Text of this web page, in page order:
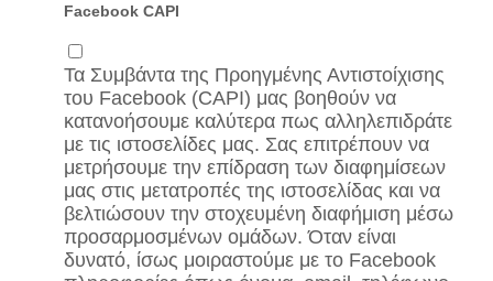
Facebook CAPI
Τα Συμβάντα της Προηγμένης Αντιστοίχισης
του Facebook (CAPI) μας βοηθούν να
κατανοήσουμε καλύτερα πως αλληλεπιδράτε
με τις ιστοσελίδες μας. Σας επιτρέπουν να
μετρήσουμε την επίδραση των διαφημίσεων
μας στις μετατροπές της ιστοσελίδας και να
βελτιώσουν την στοχευμένη διαφήμιση μέσω
προσαρμοσμένων ομάδων. Όταν είναι
δυνατό, ίσως μοιραστούμε με το Facebook